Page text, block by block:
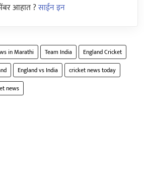
आहात ?साईन इन
in Marathi Team India
England Cricket
England vs India
cricket news today
news